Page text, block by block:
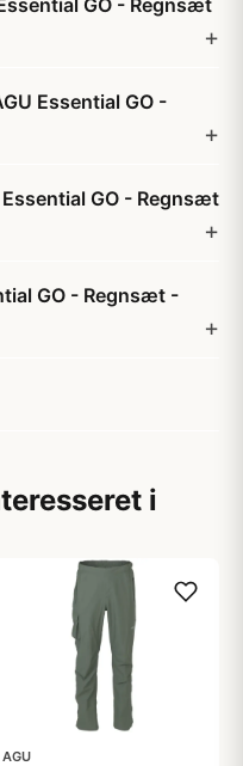
GO - Regnsæt
Essential GO -
GO - Regnsæt
GO - Regnsæt -
i
AGU